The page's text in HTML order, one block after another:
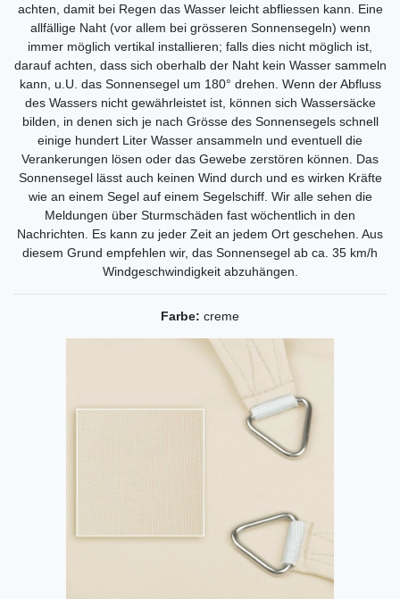
achten, damit bei Regen das Wasser leicht abfliessen kann. Eine
allfällige Naht (vor allem bei grösseren Sonnensegeln) wenn
immer möglich vertikal installieren; falls dies nicht möglich ist,
darauf achten, dass sich oberhalb der Naht kein Wasser sammeln
kann, u.U. das Sonnensegel um 180° drehen. Wenn der Abfluss
des Wassers nicht gewährleistet ist, können sich Wassersäcke
bilden, in denen sich je nach Grösse des Sonnensegels schnell
einige hundert Liter Wasser ansammeln und eventuell die
Verankerungen lösen oder das Gewebe zerstören können. Das
Sonnensegel lässt auch keinen Wind durch und es wirken Kräfte
wie an einem Segel auf einem Segelschiff. Wir alle sehen die
Meldungen über Sturmschäden fast wöchentlich in den
Nachrichten. Es kann zu jeder Zeit an jedem Ort geschehen. Aus
diesem Grund empfehlen wir, das Sonnensegel ab ca. 35 km/h
Windgeschwindigkeit abzuhängen.
Farbe: creme